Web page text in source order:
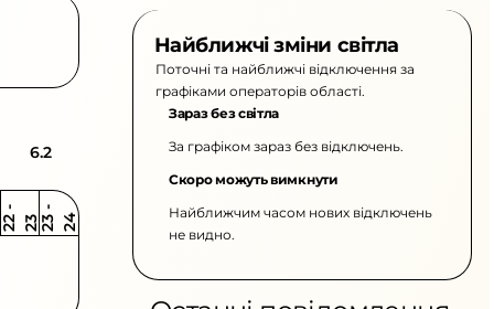
6.2
2 2
-
2 3 2 3
-
2 4
Найближчі зміни світла
Поточні та найближчі відключення за
графіками операторів області.
Зараз без світла
За графіком зараз без відключень.
Скоро можуть вимкнути
Найближчим часом нових відключень
не видно.